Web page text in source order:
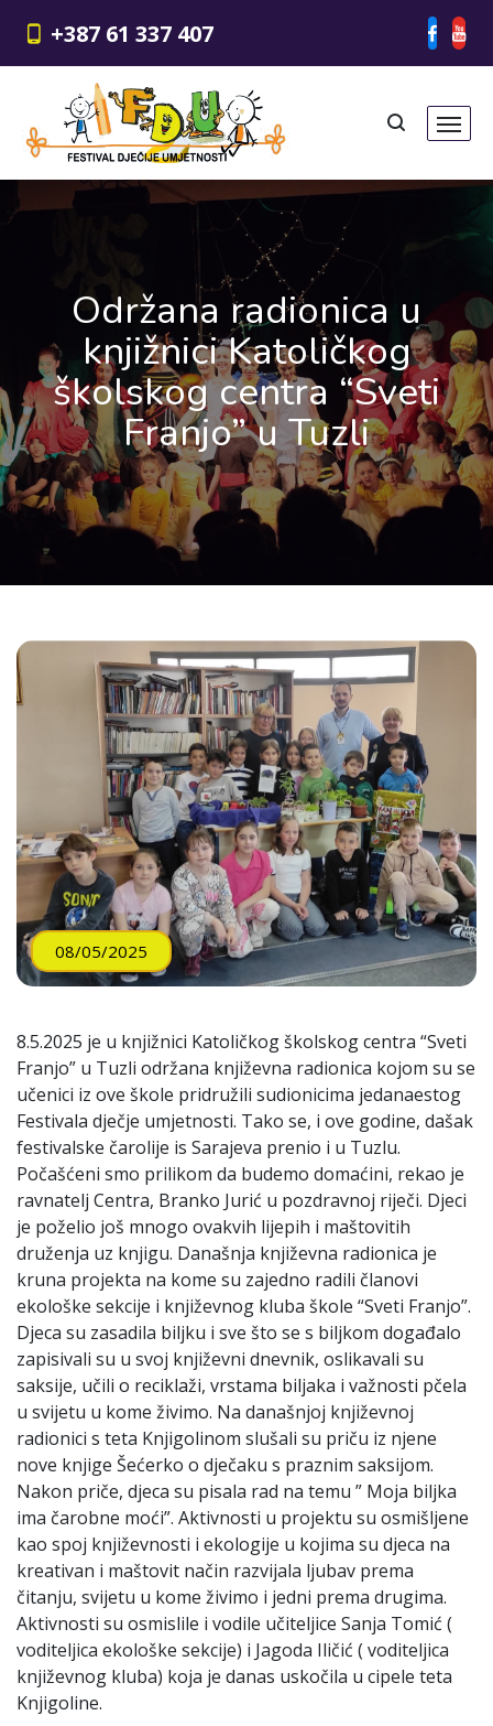
+387 61 337 407
Održana radionica u
knjižnici Katoličkog
školskog centra “Sveti
Franjo” u Tuzli
08/05/2025
8.5.2025 je u knjižnici Katoličkog školskog centra “Sveti
Franjo” u Tuzli održana književna radionica kojom su se
učenici iz ove škole pridružili sudionicima jedanaestog
Festivala dječje umjetnosti. Tako se, i ove godine, dašak
festivalske čarolije is Sarajeva prenio i u Tuzlu.
Počašćeni smo prilikom da budemo domaćini, rekao je
ravnatelj Centra, Branko Jurić u pozdravnoj riječi. Djeci
je poželio još mnogo ovakvih lijepih i maštovitih
druženja uz knjigu. Današnja književna radionica je
kruna projekta na kome su zajedno radili članovi
ekološke sekcije i književnog kluba škole “Sveti Franjo”.
Djeca su zasadila biljku i sve što se s biljkom događalo
zapisivali su u svoj književni dnevnik, oslikavali su
saksije, učili o reciklaži, vrstama biljaka i važnosti pčela
u svijetu u kome živimo. Na današnjoj književnoj
radionici s teta Knjigolinom slušali su priču iz njene
nove knjige Šećerko o dječaku s praznim saksijom.
Nakon priče, djeca su pisala rad na temu ” Moja biljka
ima čarobne moći”. Aktivnosti u projektu su osmišljene
kao spoj književnosti i ekologije u kojima su djeca na
kreativan i maštovit način razvijala ljubav prema
čitanju, svijetu u kome živimo i jedni prema drugima.
Aktivnosti su osmislile i vodile učiteljice Sanja Tomić (
voditeljica ekološke sekcije) i Jagoda Iličić ( voditeljica
književnog kluba) koja je danas uskočila u cipele teta
Knjigoline.